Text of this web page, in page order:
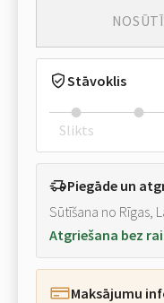
Stāvoklis
Slikts
Piegāde un
Sūtīšana no Rīgas,
Atgriešana bez
Maksājumu